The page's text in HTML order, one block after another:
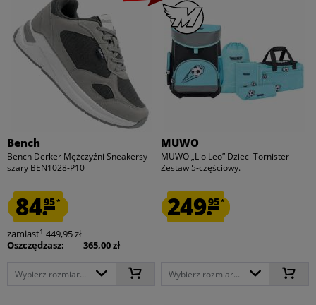
Bench
Bench Derker Mężczyźni Sneakersy
szary BEN1028-P10
84.95*
zamiast1 449,95 zł
Oszczędzasz:
365,00 zł
Wybierz rozmiar...
MUWO
MUWO „Lio Leo” Dzieci Tornister
Zestaw 5-częściowy.
249.95*
Wybierz rozmiar...